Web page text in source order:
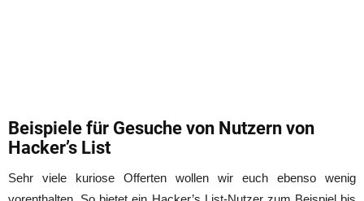
Beispiele für Gesuche von Nutzern von
Hacker’s List
Sehr viele kuriose Offerten wollen wir euch ebenso wenig